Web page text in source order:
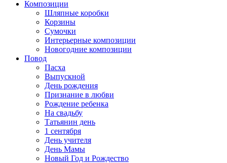
Композиции
Шляпные коробки
Корзины
Сумочки
Интерьерные композиции
Новогодние композиции
Повод
Пасха
Выпускной
День рождения
Признание в любви
Рождение ребенка
На свадьбу
Татьянин день
1 сентября
День учителя
День Мамы
Новый Год и Рождество